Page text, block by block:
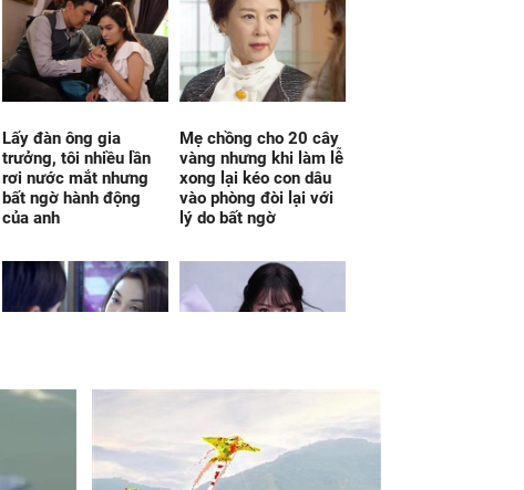
Lấy đàn ông gia
trưởng, tôi nhiều lần
rơi nước mắt nhưng
bất ngờ hành động
của anh
Mẹ chồng cho 20 cây
vàng nhưng khi làm lễ
xong lại kéo con dâu
vào phòng đòi lại với
lý do bất ngờ
chê, tôi bình thản lấy
điện thoại gọi ngay tài
xế lái xe xịn 7 tỷ của
Vận đỏ như son kể từ
ngày 7/8/2026, 3 con
giáp đổi đời dễ dàng
như trở bàn tay, tiền